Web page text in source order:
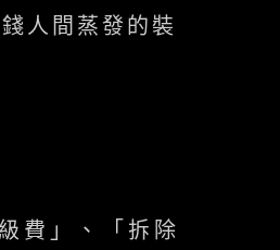
人間蒸發的裝
費」、「拆除